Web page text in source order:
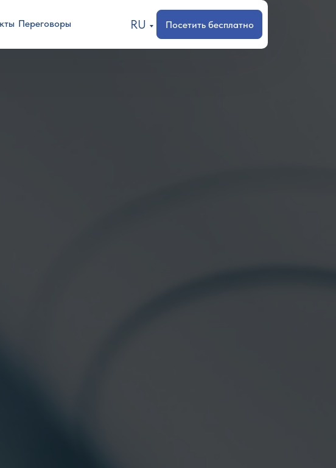
Посетить бесплатно
RU
Переговоры